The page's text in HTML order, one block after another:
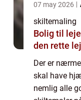
07 may 2026
skiltemaling
Bolig til
den rette
Der er
skal have
nemlig alle